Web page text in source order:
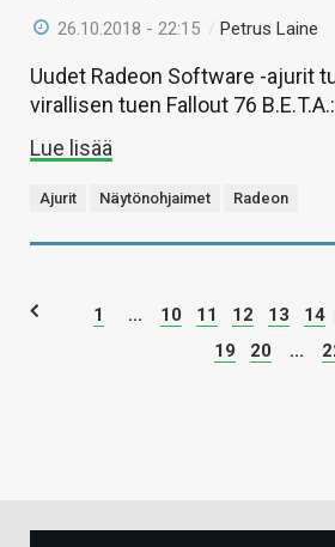
26.10.2018 - 22:15 /Petrus Laine
Uudet Radeon Software -ajurit
virallisen tuen Fallout 76
Lue lisää
Ajurit Näytönohjaimet Radeon
1 ... 10 11 12 13 14
19
20 ...